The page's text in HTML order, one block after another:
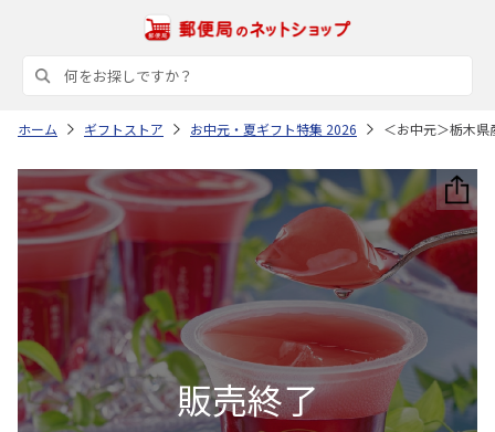
ホーム ギフトストア お中元・夏ギフト特集 2026 ＜お中元＞栃木